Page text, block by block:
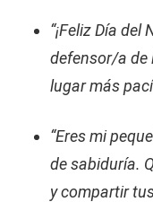
“¡Feliz Día
defensor/a de
lugar más
“Eres mi
de sabiduría.
y compartir